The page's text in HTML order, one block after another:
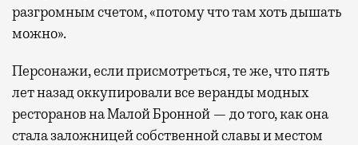
разгромным счетом, «потому что там хоть дышать
можно».
Персонажи, если присмотреться, те же, что пять
лет назад оккупировали все веранды модных
ресторанов на Малой Бронной — до того, как она
стала заложницей собственной славы и местом